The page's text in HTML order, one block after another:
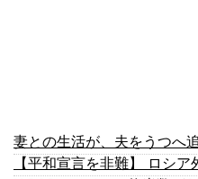
妻との生活が、夫をうつへ